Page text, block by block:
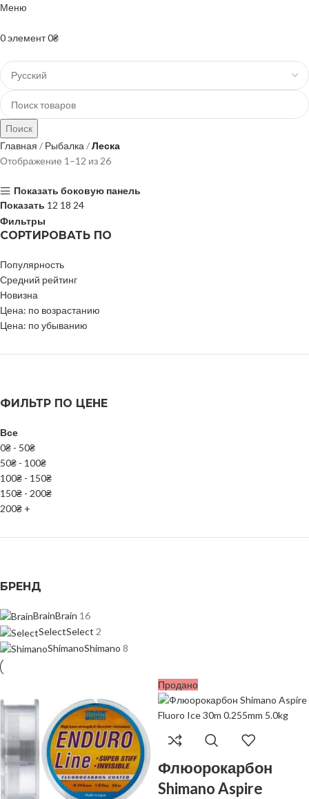
Меню
0элемент0₴
Поиск
Главная
Рыбалка
Леска
Отображение 1–12 из 26
Показать боковую панель
Показать 12 18 24
Фильтры
СОРТИРОВАТЬ ПО
Популярность
Средний рейтинг
Новизна
Цена: по возрастанию
Цена: по убыванию
ФИЛЬТР ПО ЦЕНЕ
Все
0₴ - 50₴
50₴ - 100₴
100₴ - 150₴
150₴ - 200₴
200₴ +
БРЕНД
BrainBrain 16
SelectSelect 2
ShimanoShimano 8
Продано
Флюорокарбон
Shimano Aspire